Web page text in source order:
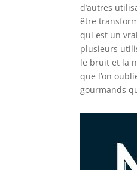
d’autres
être
qui est un
plusieurs
le bruit et la
que l’on
gourmands